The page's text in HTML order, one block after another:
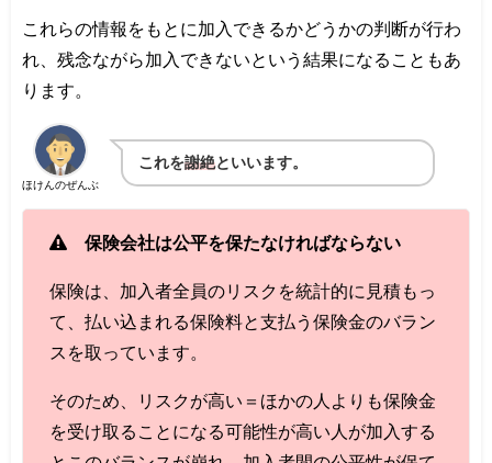
これらの情報をもとに加入できるかどうかの判断が行わ
れ、残念ながら加入できないという結果になることもあ
ります。
ほけんのぜんぶ
これを謝絶といいます。
保険会社は公平を保たなければならない
保険は、加入者全員のリスクを統計的に見積もっ
て、払い込まれる保険料と支払う保険金のバラン
スを取っています。
そのため、リスクが高い＝ほかの人よりも保険金
を受け取ることになる可能性が高い人が加入する